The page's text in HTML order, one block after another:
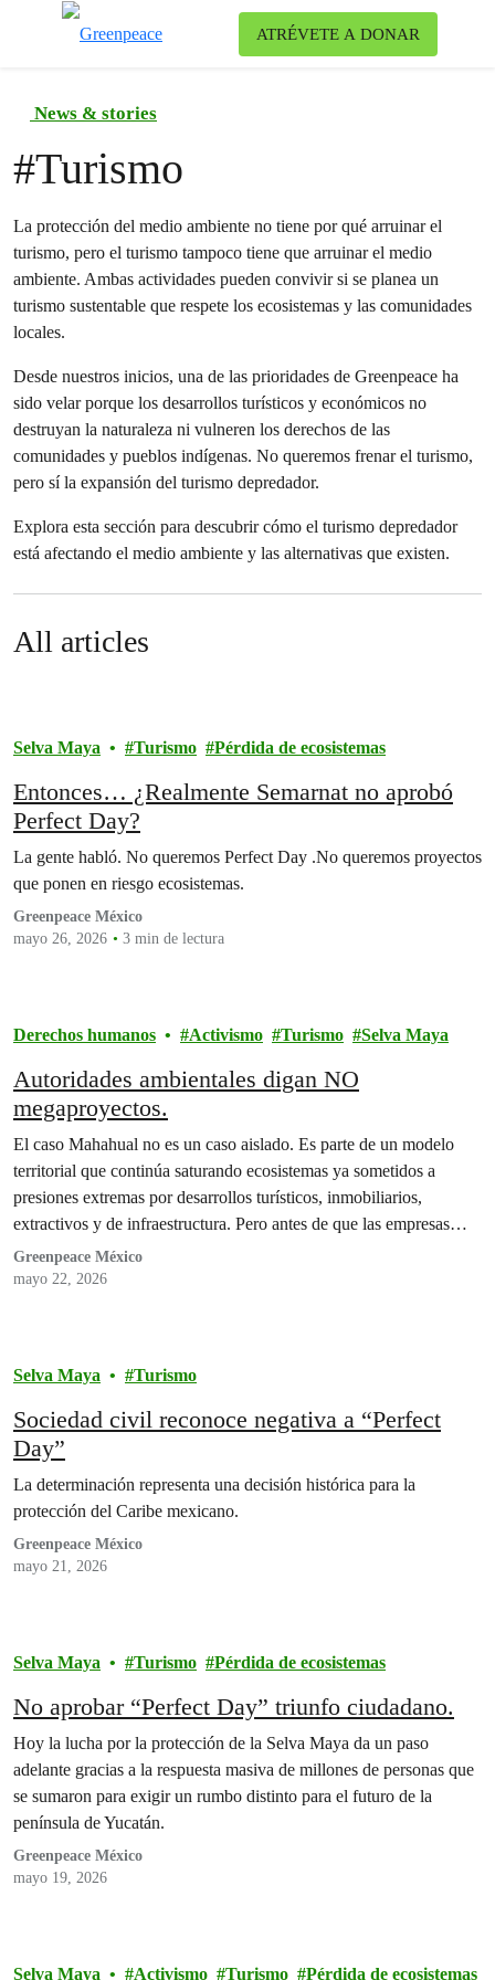
ATRÉVETE A DONAR
News & stories
#Turismo
La protección del medio ambiente no tiene por qué arruinar el
turismo, pero el turismo tampoco tiene que arruinar el medio
ambiente. Ambas actividades pueden convivir si se planea un
turismo sustentable que respete los ecosistemas y las comunidades
locales.
Desde nuestros inicios, una de las prioridades de Greenpeace ha
sido velar porque los desarrollos turísticos y económicos no
destruyan la naturaleza ni vulneren los derechos de las
comunidades y pueblos indígenas. No queremos frenar el turismo,
pero sí la expansión del turismo depredador.
Explora esta sección para descubrir cómo el turismo depredador
está afectando el medio ambiente y las alternativas que existen.
All articles
Selva Maya Turismo Pérdida de ecosistemas
Entonces… ¿Realmente Semarnat no aprobó
Perfect Day?
La gente habló. No queremos Perfect Day .No queremos proyectos
que ponen en riesgo ecosistemas.
Greenpeace México
mayo 26, 2026
3 min de lectura
Derechos humanos Activismo Turismo Selva Maya
Autoridades ambientales digan NO
megaproyectos.
El caso Mahahual no es un caso aislado. Es parte de un modelo
territorial que continúa saturando ecosistemas ya sometidos a
presiones extremas por desarrollos turísticos, inmobiliarios,
extractivos y de infraestructura. Pero antes de que las empresas
desistan de seguir con megaproyectos destructivos, como lo hizo
Royal Caribbean con su proyecto Perfect Day, es necesario…
Greenpeace México
mayo 22, 2026
Selva Maya Turismo
Sociedad civil reconoce negativa a “Perfect
Day”
La determinación representa una decisión histórica para la
protección del Caribe mexicano.
Greenpeace México
mayo 21, 2026
Selva Maya Turismo Pérdida de ecosistemas
No aprobar “Perfect Day” triunfo ciudadano.
Hoy la lucha por la protección de la Selva Maya da un paso
adelante gracias a la respuesta masiva de millones de personas que
se sumaron para exigir un rumbo distinto para el futuro de la
península de Yucatán.
Greenpeace México
mayo 19, 2026
Selva Maya Activismo Turismo Pérdida de ecosistemas